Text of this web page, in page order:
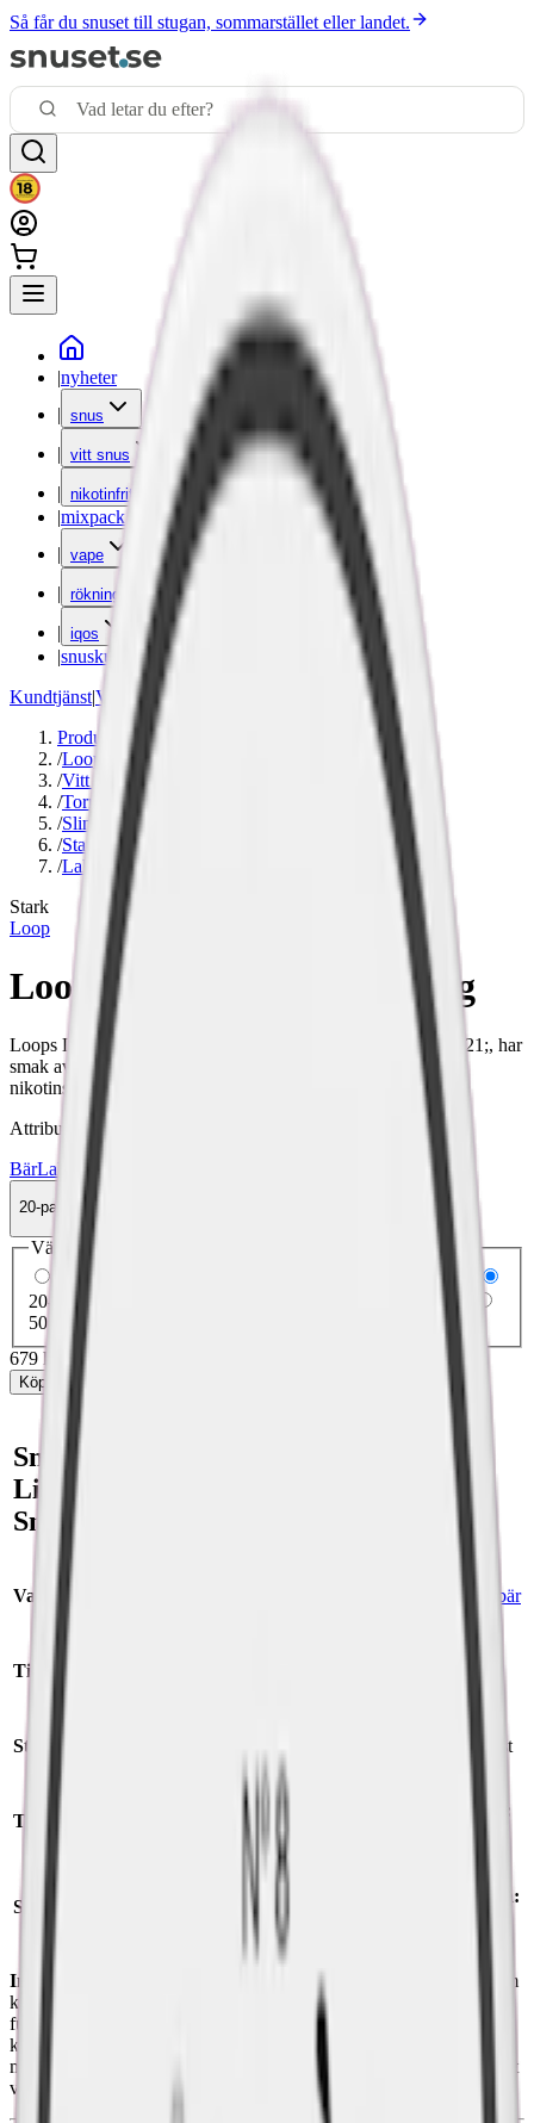
Så får du snuset till stugan, sommarstället eller landet.
|nyheter
| snus
| vitt snus
| nikotinfritt
|mixpack
| vape
| rökning
| iqos
|snuskuriren
Kundtjänst|Varumärken
Produkter
/Loop
/Vitt snus
/Torr Portion
/Slim
/Stark
/Lakrits
Stark
Loop
Loop Licorice Fusion Strong
Loops Licorice Fusion, tidigare &#8220;Salty Ludicris&#8221;, har
smak av hallon och saltlakrits. Vitt snus i slim-format och en
nikotinstyrka på 9,4 mg. per prilla.
Attribut
BärLakrits Loop
20-pack
679 kr
Köp
Välj antal dosor
1-pack
34,90 kr
20-pack679 kr 33,75 kr /st
50-pack
679 kr
/ 20-pack
Köp
Snabb fakta om Loop
Licorice Fusion Strong Vitt
Snus
Varumärke: saltlakrits bär
Tillverkare
Format/storlek:
Styrka: 20 st
Torrhet:
Nikotin per prilla:
Snustyp:
Nettovikt per dosa:
Ingredienser:
sötningsmedel (E968, erytritol samt E950, acesulfam
k), nikotin, aromer, ammoniumklorid, natriumklorid,
fuktighetsbevarande medel (E401, natriumalginat),
klumpförebyggande medel (E551, kiseldioxid), surhetsreglerande
medel (E500, soda), konserveringsmedel (E202, kaliumsorbat) samt
vatten och växtfibrer.